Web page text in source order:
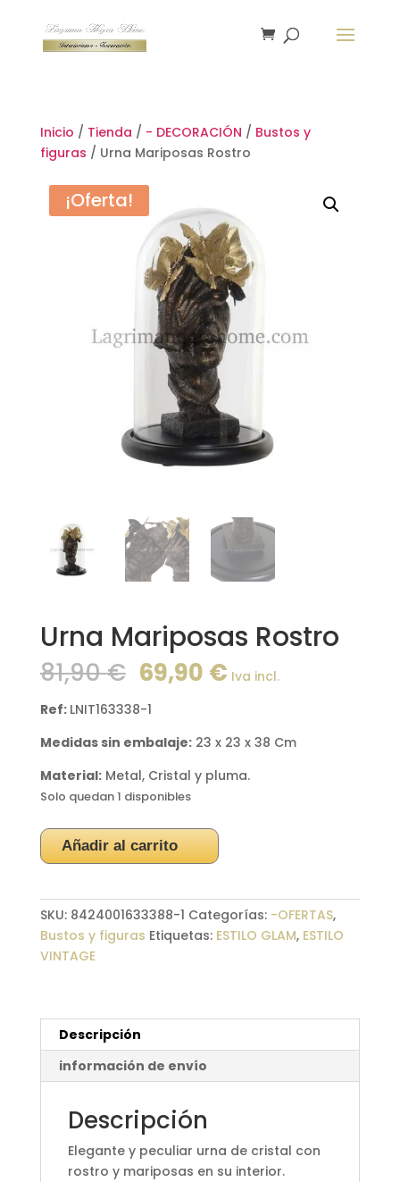
Inicio / Tienda / - DECORACIÓN / Bustos y
figuras / Urna Mariposas Rostro
¡Oferta!
Urna Mariposas Rostro
81,90€ El
precio
original
era:
81,90 €.
69,90 €El
es:
69,90 €.
Iva incl.
Ref: LNIT163338-1
Medidas sin embalaje:23 x 23 x 38 Cm
Material:Metal, Cristal y pluma.
Solo quedan 1 disponibles
Urna
Mariposas
cantidad
Añadir al carrito
SKU: 8424001633388-1 Categorías: -OFERTAS,
Bustos y figuras Etiquetas: ESTILO GLAM, ESTILO
VINTAGE
Descripción
información de envío
Descripción
Elegante y peculiar urna de cristal con
rostro y mariposas en su interior.